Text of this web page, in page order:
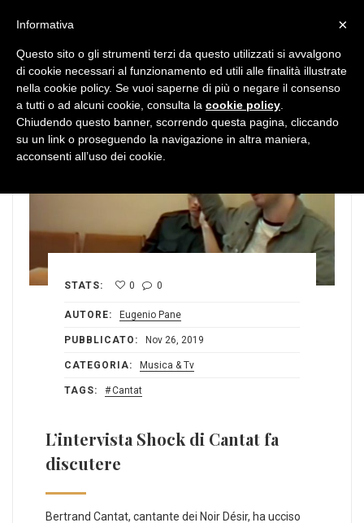
STATS: 0 0
AUTORE: Eugenio Pane
PUBBLICATO: Nov 26, 2019
CATEGORIA: Musica & Tv
TAGS: Cantat
L’intervista Shock di Cantat fa
discutere
Bertrand Cantat, cantante dei Noir Désir, ha ucciso
×
Informativa
Questo sito o gli strumenti terzi da questo utilizzati si avvalgono
di cookie necessari al funzionamento ed utili alle finalità illustrate
nella cookie policy. Se vuoi saperne di più o negare il consenso
a tutti o ad alcuni cookie, consulta la cookie policy
Chiudendo questo banner, scorrendo questa pagina, cliccando
su un link o proseguendo la navigazione in altra maniera,
acconsenti all’uso dei cookie.